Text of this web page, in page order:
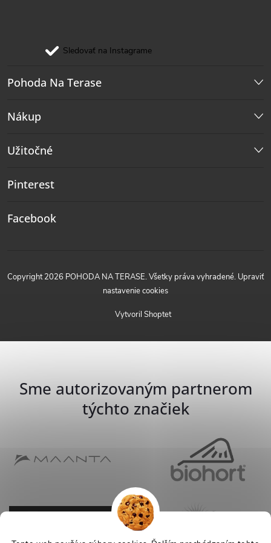
Sledovať na Instagrame
Pohoda Na Terase
Nákup
Užitočné
Pinterest
Facebook
Vytvoril Shoptet
Copyright 2026 POHODA NA TERASE. Všetky práva vyhradené. Upraviť
nastavenie cookies
Sme autorizovaným partnerom
týchto značiek